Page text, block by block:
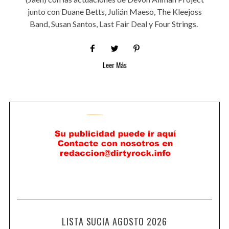
junto con Duane Betts, Julián Maeso, The Kleejoss
Band, Susan Santos, Last Fair Deal y Four Strings.
Leer Más
LISTA SUCIA AGOSTO 2026